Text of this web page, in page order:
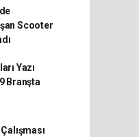
Scooter
Yazı
Branşta